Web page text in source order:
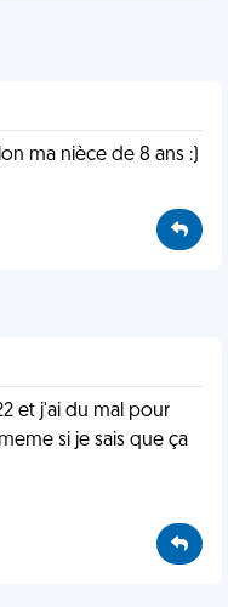
ma nièce de 8 ans :)
et j'ai du mal pour
si je sais que ça